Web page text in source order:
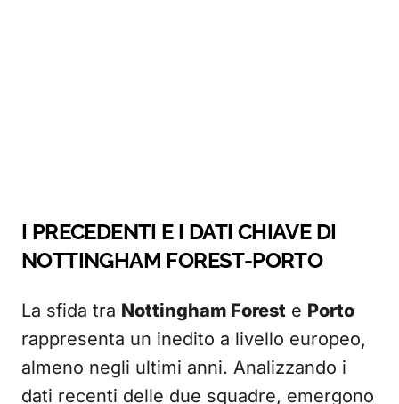
I PRECEDENTI E I DATI CHIAVE DI
NOTTINGHAM FOREST-PORTO
La sfida tra Nottingham Forest e Porto
rappresenta un inedito a livello europeo,
almeno negli ultimi anni. Analizzando i
dati recenti delle due squadre, emergono